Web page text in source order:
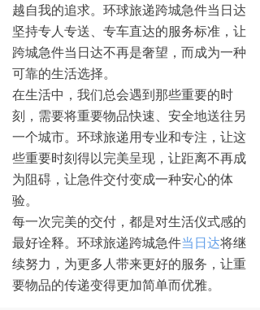
越自我的追求。环球旅递跨城急件当日达
坚持专人专送、专车直达的服务标准，让
跨城急件当日达不再是奢望，而成为一种
可靠的生活选择。
在生活中，我们总会遇到那些重要的时
刻，需要将重要物品快速、安全地送往另
一个城市。环球旅递用专业和专注，让这
些重要时刻得以完美呈现，让距离不再成
为阻碍，让急件交付变成一种安心的体
验。
每一次完美的交付，都是对生活仪式感的
最好诠释。环球旅递跨城急件当日达将继
续努力，为更多人带来更好的服务，让重
要物品的传递变得更加简单而优雅。